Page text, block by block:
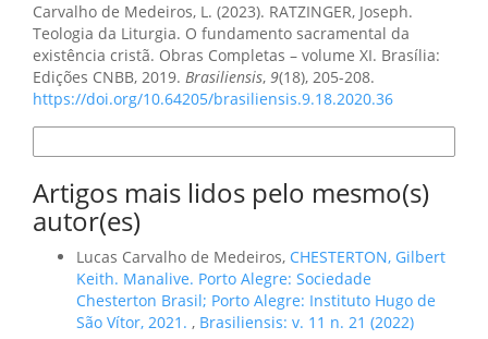
Carvalho de Medeiros, L. (2023). RATZINGER, Joseph.
Teologia da Liturgia. O fundamento sacramental da
existência cristã. Obras Completas – volume XI. Brasília:
Edições CNBB, 2019. Brasiliensis, 9(18), 205-208.
https://doi.org/10.64205/brasiliensis.9.18.2020.36
Artigos mais lidos pelo mesmo(s)
autor(es)
Lucas Carvalho de Medeiros, CHESTERTON, Gilbert
Keith. Manalive. Porto Alegre: Sociedade
Chesterton Brasil; Porto Alegre: Instituto Hugo de
São Vítor, 2021. , Brasiliensis: v. 11 n. 21 (2022)